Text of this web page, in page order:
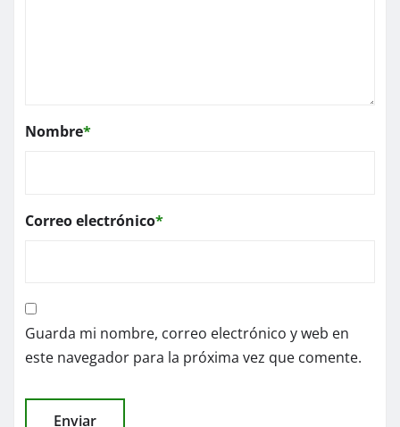
Nombre*
Correo electrónico*
Guarda mi nombre, correo electrónico y web en
este navegador para la próxima vez que comente.